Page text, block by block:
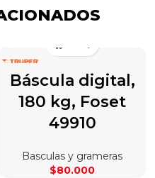
Báscula digital,
180 kg, Foset
49910
Basculas y grameras
$80.000